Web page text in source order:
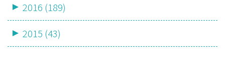
2016 (189)
2015 (43)